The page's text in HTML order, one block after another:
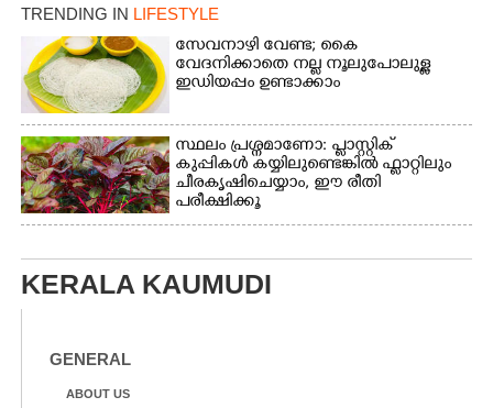
ഓഫീസിനു മുന്നിൽ
കർഷക തൊഴിലാളി
സംയുക്ത സമര സമിതി
സംഘടിപ്പിച്ച ജയിൽ
നിറയ്ക്കൽ സമരത്തിൽ
പങ്കെടുത്തുകൊണ്ട്
മുദ്രാവാക്യം വിളിക്കുന്ന
മുൻ മന്ത്രി എസ്. ശർമ്മ
ബീച്ചിൽ നിന്നുള്ള കാഴ്ച്ച
TRENDING IN LIFESTYLE
സേവനാഴി വേണ്ട; കൈ
വേദനിക്കാതെ നല്ല നൂലുപോലുള്ള
ഇഡിയപ്പം ഉണ്ടാക്കാം
സ്ഥലം പ്രശ്നമാണോ: പ്ലാസ്റ്റിക്
കുപ്പികൾ കയ്യിലുണ്ടെങ്കിൽ ഫ്ലാറ്റിലും
ചീരകൃഷിചെയ്യാം, ഈ രീതി
പരീക്ഷിക്കൂ
KERALA KAUMUDI
GENERAL
ABOUT US